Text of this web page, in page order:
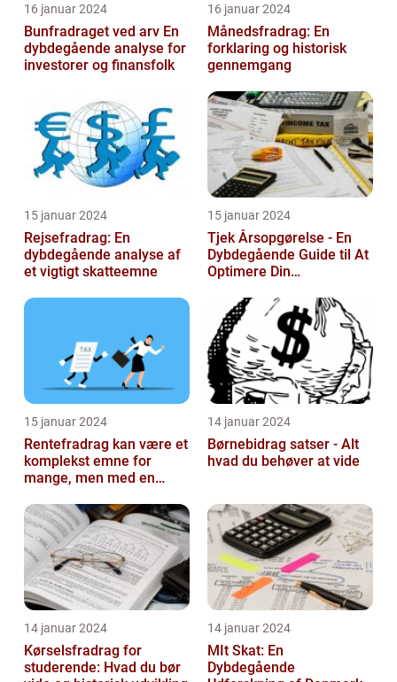
16 januar 2024
Bunfradraget ved arv En
dybdegående analyse for
investorer og finansfolk
16 januar 2024
Månedsfradrag: En
forklaring og historisk
gennemgang
15 januar 2024
Rejsefradrag: En
dybdegående analyse af
et vigtigt skatteemne
15 januar 2024
Tjek Årsopgørelse - En
Dybdegående Guide til At
Optimere Din
15 januar 2024
Rentefradrag kan være et
komplekst emne for
mange, men med en
kan man nemt og ...
14 januar 2024
Børnebidrag satser - Alt
hvad du behøver at vide
14 januar 2024
Kørselsfradrag for
studerende: Hvad du bør
14 januar 2024
MIt Skat: En
Dybdegående